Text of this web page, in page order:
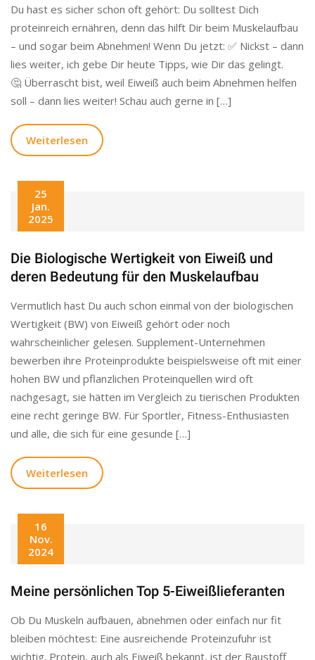
Du hast es sicher schon oft gehört: Du solltest Dich
proteinreich ernähren, denn das hilft Dir beim Muskelaufbau
– und sogar beim Abnehmen! Wenn Du jetzt: ✅ Nickst – dann
lies weiter, ich gebe Dir heute Tipps, wie Dir das gelingt.
🤔 Überrascht bist, weil Eiweiß auch beim Abnehmen helfen
soll – dann lies weiter! Schau auch gerne in […]
Weiterlesen
25
Jan.
2025
Die Biologische Wertigkeit von Eiweiß und
deren Bedeutung für den Muskelaufbau
Vermutlich hast Du auch schon einmal von der biologischen
Wertigkeit (BW) von Eiweiß gehört oder noch
wahrscheinlicher gelesen. Supplement-Unternehmen
bewerben ihre Proteinprodukte beispielsweise oft mit einer
hohen BW und pflanzlichen Proteinquellen wird oft
nachgesagt, sie hätten im Vergleich zu tierischen Produkten
eine recht geringe BW. Für Sportler, Fitness-Enthusiasten
und alle, die sich für eine gesunde […]
Weiterlesen
16
Nov.
2024
Meine persönlichen Top 5-Eiweißlieferanten
Ob Du Muskeln aufbauen, abnehmen oder einfach nur fit
bleiben möchtest: Eine ausreichende Proteinzufuhr ist
wichtig. Protein, auch als Eiweiß bekannt, ist der Baustoff